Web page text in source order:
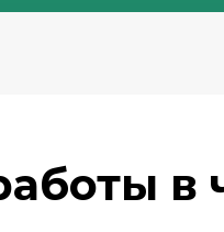
в